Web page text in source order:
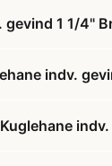
1 1/4"
indv.